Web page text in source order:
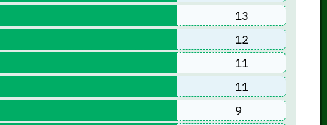
13
12
11
11
9